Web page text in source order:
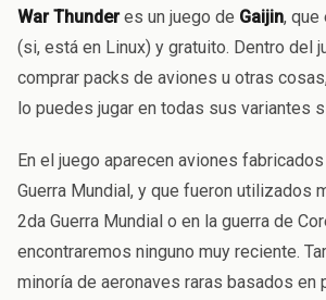
War Thunderes un juego de Gaijin, que
(si, está en Linux) y gratuito. Dentro del
comprar packs de aviones u otras
lo puedes jugar en todas sus variantes
En el juego aparecen aviones
Guerra Mundial, y que fueron utilizados
2da Guerra Mundial o en la guerra de
encontraremos ninguno muy reciente.
minoría de aeronaves raras basados en